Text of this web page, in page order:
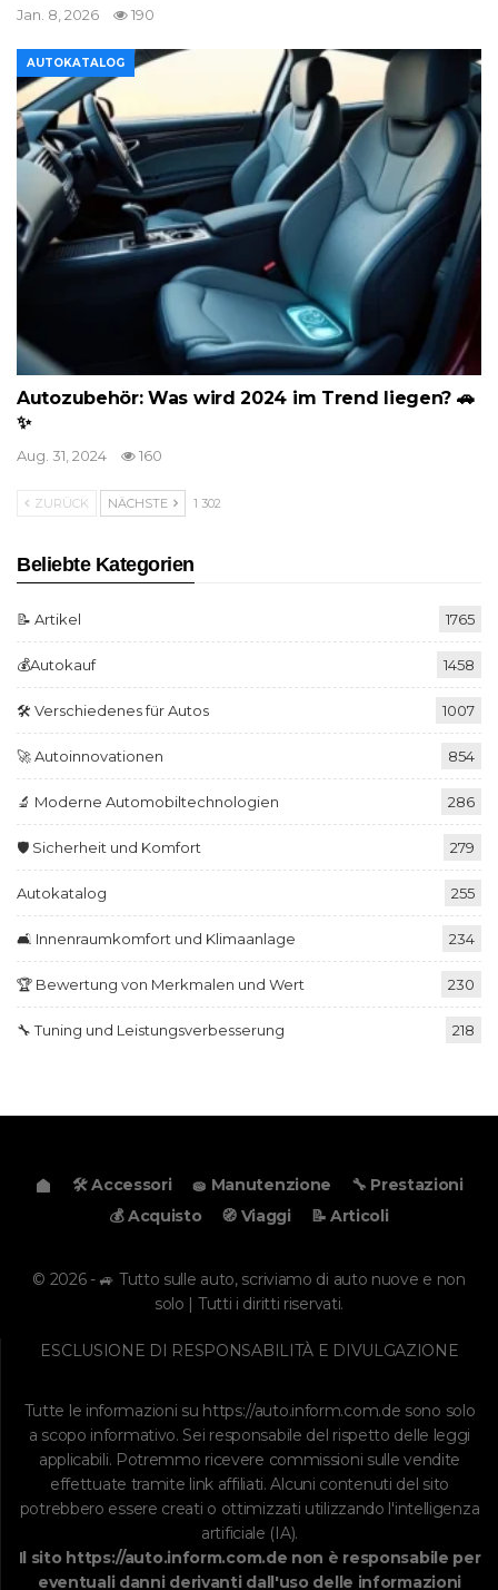
Jan. 8, 2026 190
AUTOKATALOG
Autozubehör: Was wird 2024 im Trend liegen? 🚗
✨
Aug. 31, 2024 160
ZURÜCK NÄCHSTE 1 302
Beliebte Kategorien
📝 Artikel 1765
💰Autokauf 1458
🛠️ Verschiedenes für Autos 1007
🚀 Autoinnovationen 854
🔬 Moderne Automobiltechnologien 286
🛡️ Sicherheit und Komfort 279
Autokatalog 255
🛋️ Innenraumkomfort und Klimaanlage 234
🏆 Bewertung von Merkmalen und Wert 230
🔧 Tuning und Leistungsverbesserung 218
🛠️ Accessori 🧽 Manutenzione
🔧 Prestazioni
💰 Acquisto
🧭 Viaggi 📝 Articoli
© 2026 - 🚙 Tutto sulle auto, scriviamo di auto nuove e non
solo | Tutti i diritti riservati.
ESCLUSIONE DI RESPONSABILITÀ E DIVULGAZIONE
Tutte le informazioni su https://auto.inform.com.de sono solo
a scopo informativo. Sei responsabile del rispetto delle leggi
applicabili. Potremmo ricevere commissioni sulle vendite
effettuate tramite link affiliati. Alcuni contenuti del sito
potrebbero essere creati o ottimizzati utilizzando l'intelligenza
artificiale (IA).
Il sito https://auto.inform.com.de non è responsabile per
eventuali danni derivanti dall'uso delle informazioni